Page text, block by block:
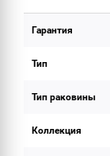
ОБЪЕМ
Гарантия
Тип
Тип раковины
Коллекция